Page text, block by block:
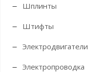
Шплинты
Штифты
Электродвигатели
Электропроводка